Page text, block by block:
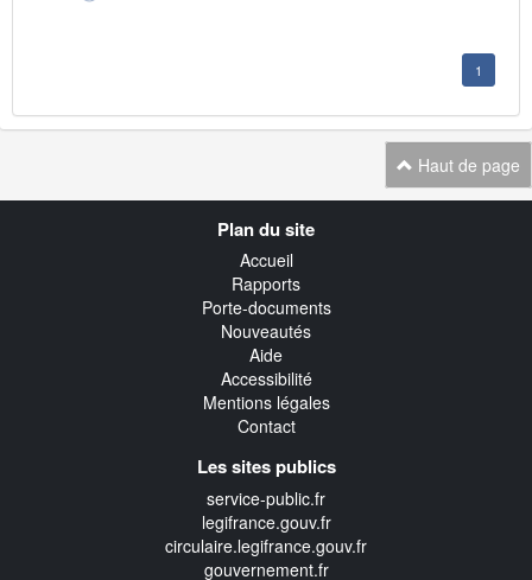
1
Haut de page
Plan du site
Accueil
Rapports
Porte-documents
Nouveautés
Aide
Accessibilité
Mentions légales
Contact
Les sites publics
service-public.fr
legifrance.gouv.fr
circulaire.legifrance.gouv.fr
gouvernement.fr